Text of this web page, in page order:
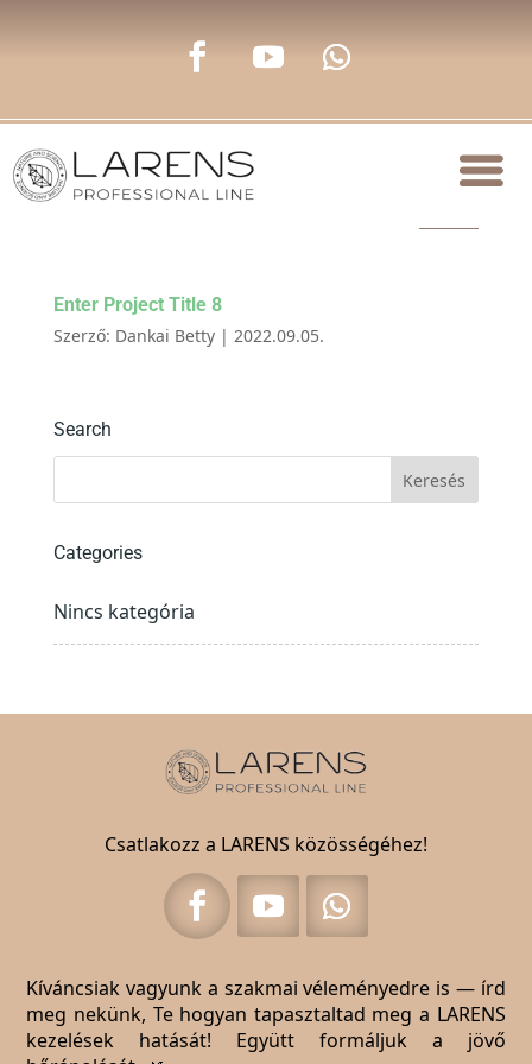
Enter Project Title 8
Szerző: Dankai Betty| 2022.09.05.
Search
Categories
Nincs kategória
Csatlakozz a LARENS közösségéhez!
Kíváncsiak vagyunk a szakmai véleményedre is — írd
meg nekünk, Te hogyan tapasztaltad meg a LARENS
kezelések hatását! Együtt formáljuk a jövő